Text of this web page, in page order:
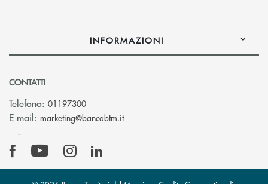
INFORMAZIONI
CONTATTI
Telefono: 01197300
E-mail: marketing@bancabtm.it(si apre l’app di posta elettronica)